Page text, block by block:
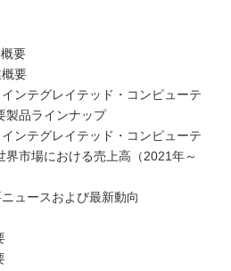
要
要
ンテグレイテッド・コンピューテ
製品ラインナップ
ンテグレイテッド・コンピューテ
界市場における売上高（2021年～
ュースおよび最新動向